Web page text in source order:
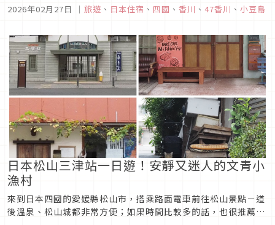
欖公園也因為是真人版電影《魔女宅急便》取景地而聞名！
2026年02月27日 ｜ 旅遊 、 日本住宿 、 四國 、 香川 、 47香川 、 小豆島
日本松山三津站一日遊！安靜又迷人的文青小
漁村
來到日本四國的愛媛縣松山市，搭乘路面電車前往松山景點－道
後溫泉、松山城都非常方便；如果時間比較多的話，也很推薦可